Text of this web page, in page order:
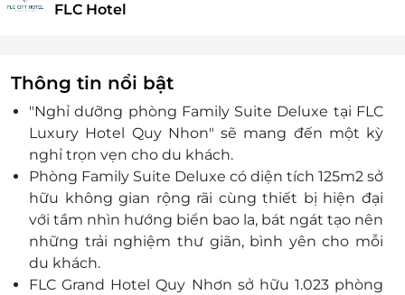
FLC Hotel
Thông tin nổi bật
"Nghỉ dưỡng phòng Family Suite Deluxe tại FLC
Luxury Hotel Quy Nhon" sẽ mang đến một kỳ
nghỉ trọn vẹn cho du khách.
Phòng Family Suite Deluxe có diện tích 125m2 sở
hữu không gian rộng rãi cùng thiết bị hiện đại
với tầm nhìn hướng biển bao la, bát ngát tạo nên
những trải nghiệm thư giãn, bình yên cho mỗi
du khách.
FLC Grand Hotel Quy Nhơn sở hữu 1.023 phòng